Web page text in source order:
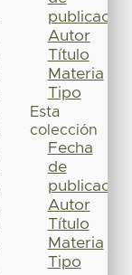
publicación
Autor
Título
Materia
Tipo
Esta
colección
Fecha
de
publicación
Autor
Título
Materia
Tipo